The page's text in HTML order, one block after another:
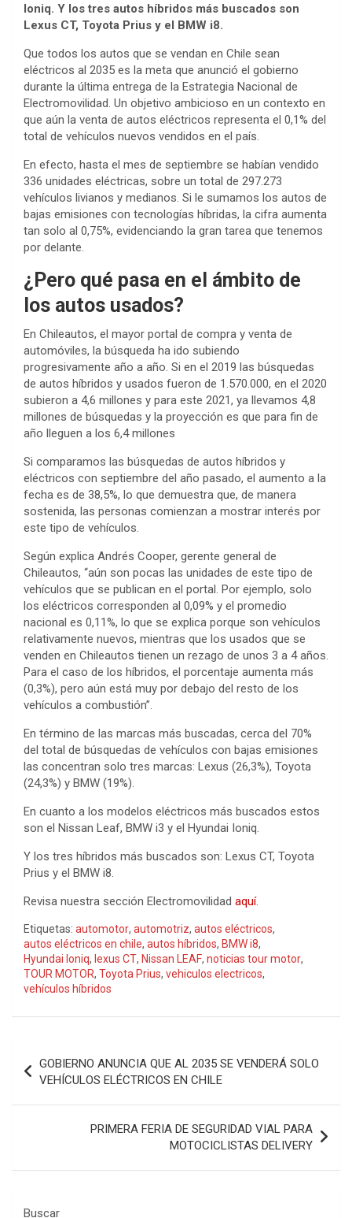
Ioniq. Y los tres autos híbridos más buscados son
Lexus CT, Toyota Prius y el BMW i8.
Que todos los autos que se vendan en Chile sean
eléctricos al 2035 es la meta que anunció el gobierno
durante la última entrega de la Estrategia Nacional de
Electromovilidad. Un objetivo ambicioso en un contexto en
que aún la venta de autos eléctricos representa el 0,1% del
total de vehículos nuevos vendidos en el país.
En efecto, hasta el mes de septiembre se habían vendido
336 unidades eléctricas, sobre un total de 297.273
vehículos livianos y medianos. Si le sumamos los autos de
bajas emisiones con tecnologías híbridas, la cifra aumenta
tan solo al 0,75%, evidenciando la gran tarea que tenemos
por delante.
¿Pero qué pasa en el ámbito de
los autos usados?
En Chileautos, el mayor portal de compra y venta de
automóviles, la búsqueda ha ido subiendo
progresivamente año a año. Si en el 2019 las búsquedas
de autos híbridos y usados fueron de 1.570.000, en el 2020
subieron a 4,6 millones y para este 2021, ya llevamos 4,8
millones de búsquedas y la proyección es que para fin de
año lleguen a los 6,4 millones
Si comparamos las búsquedas de autos híbridos y
eléctricos con septiembre del año pasado, el aumento a la
fecha es de 38,5%, lo que demuestra que, de manera
sostenida, las personas comienzan a mostrar interés por
este tipo de vehículos.
Según explica Andrés Cooper, gerente general de
Chileautos, “aún son pocas las unidades de este tipo de
vehículos que se publican en el portal. Por ejemplo, solo
los eléctricos corresponden al 0,09% y el promedio
nacional es 0,11%, lo que se explica porque son vehículos
relativamente nuevos, mientras que los usados que se
venden en Chileautos tienen un rezago de unos 3 a 4 años.
Para el caso de los híbridos, el porcentaje aumenta más
(0,3%), pero aún está muy por debajo del resto de los
vehículos a combustión”.
En término de las marcas más buscadas, cerca del 70%
del total de búsquedas de vehículos con bajas emisiones
las concentran solo tres marcas: Lexus (26,3%), Toyota
(24,3%) y BMW (19%).
En cuanto a los modelos eléctricos más buscados estos
son el Nissan Leaf, BMW i3 y el Hyundai Ioniq.
Y los tres híbridos más buscados son: Lexus CT, Toyota
Prius y el BMW i8.
Revisa nuestra sección Electromovilidad aquí.
Etiquetas: automotor, automotriz, autos eléctricos,
autos eléctricos en chile, autos híbridos, BMW i8,
Hyundai Ioniq, lexus CT, Nissan LEAF, noticias tour motor,
TOUR MOTOR, Toyota Prius, vehiculos electricos,
vehículos híbridos
de
entradas
GOBIERNO ANUNCIA QUE AL 2035 SE VENDERÁ SOLO
VEHÍCULOS ELÉCTRICOS EN CHILE
PRIMERA FERIA DE SEGURIDAD VIAL PARA
MOTOCICLISTAS DELIVERY
Buscar